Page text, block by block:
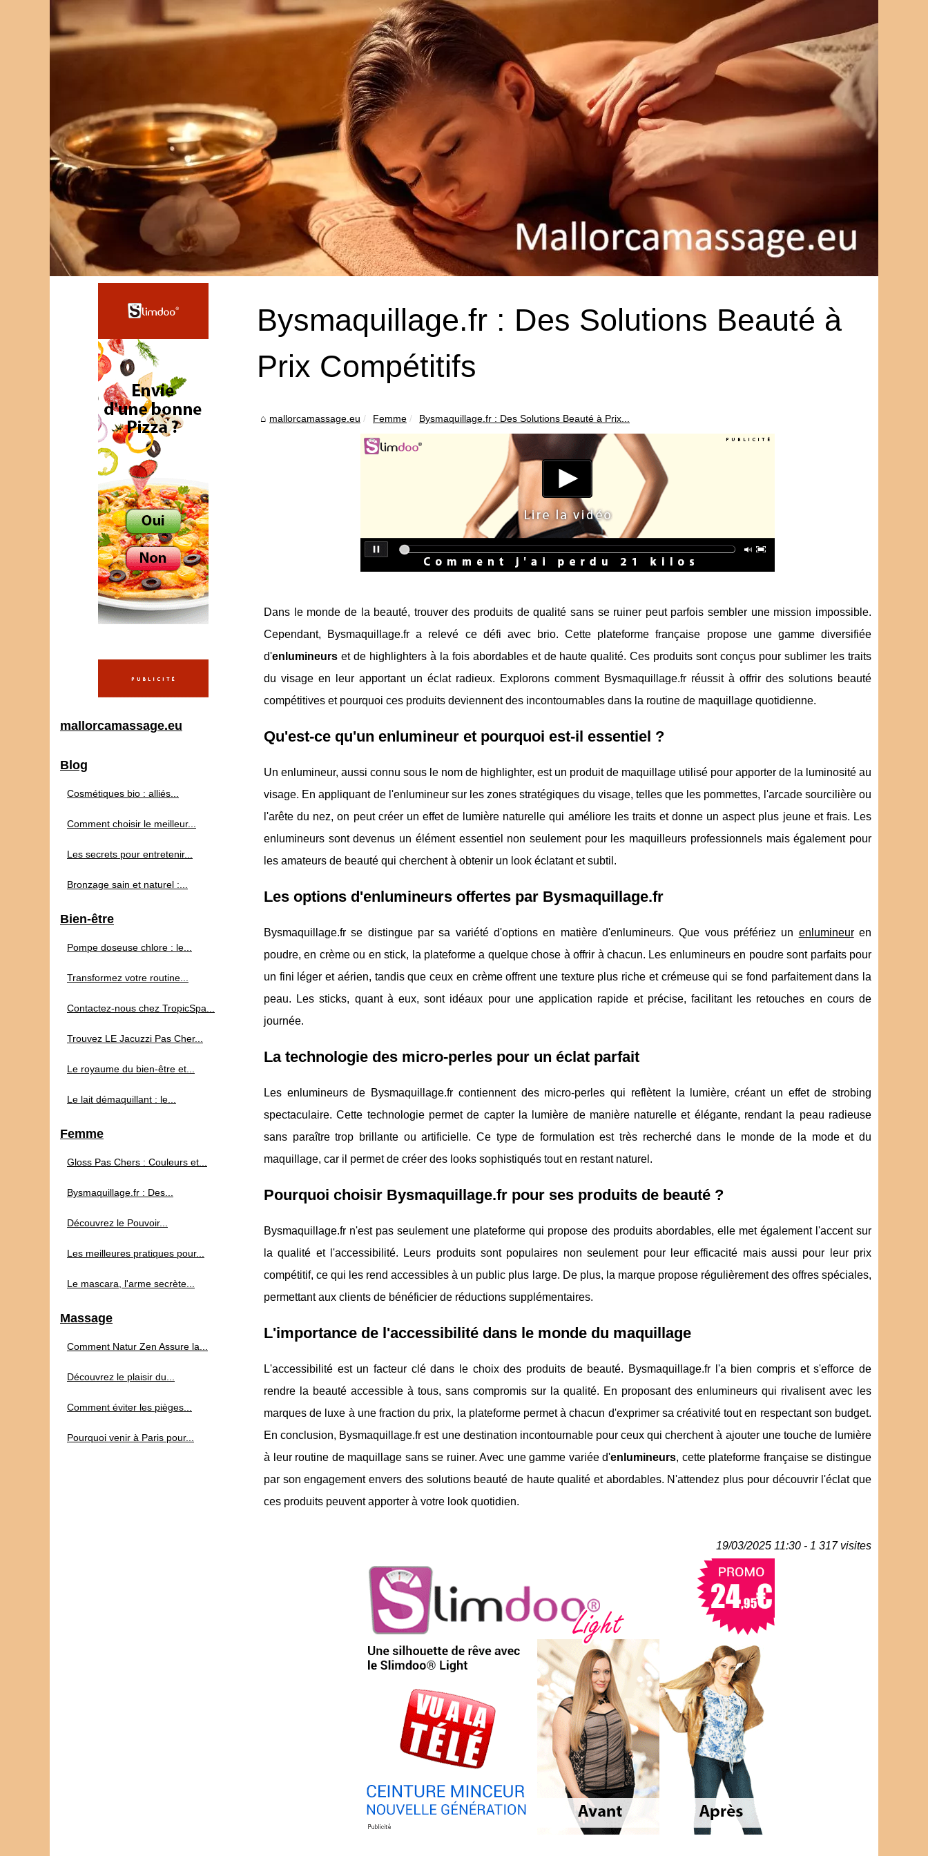
Bysmaquillage.fr : Des Solutions Beauté à
Prix Compétitifs
mallorcamassage.eu Femme Bysmaquillage.fr : Des Solutions Beauté à Prix...
Dans le monde de la beauté, trouver des produits de qualité sans se ruiner peut parfois sembler une mission impossible.
Cependant, Bysmaquillage.fr a relevé ce défi avec brio. Cette plateforme française propose une gamme diversifiée
d'enlumineurs et de highlighters à la fois abordables et de haute qualité. Ces produits sont conçus pour sublimer les traits
du visage en leur apportant un éclat radieux. Explorons comment Bysmaquillage.fr réussit à offrir des solutions beauté
compétitives et pourquoi ces produits deviennent des incontournables dans la routine de maquillage quotidienne.
Qu'est-ce qu'un enlumineur et pourquoi est-il essentiel ?
Un enlumineur, aussi connu sous le nom de highlighter, est un produit de maquillage utilisé pour apporter de la luminosité au
visage. En appliquant de l'enlumineur sur les zones stratégiques du visage, telles que les pommettes, l'arcade sourcilière ou
l'arête du nez, on peut créer un effet de lumière naturelle qui améliore les traits et donne un aspect plus jeune et frais. Les
enlumineurs sont devenus un élément essentiel non seulement pour les maquilleurs professionnels mais également pour
les amateurs de beauté qui cherchent à obtenir un look éclatant et subtil.
Les options d'enlumineurs offertes par Bysmaquillage.fr
Bysmaquillage.fr se distingue par sa variété d'options en matière d'enlumineurs. Que vous préfériez un enlumineuren
poudre, en crème ou en stick, la plateforme a quelque chose à offrir à chacun. Les enlumineurs en poudre sont parfaits pour
un fini léger et aérien, tandis que ceux en crème offrent une texture plus riche et crémeuse qui se fond parfaitement dans la
peau. Les sticks, quant à eux, sont idéaux pour une application rapide et précise, facilitant les retouches en cours de
journée.
La technologie des micro-perles pour un éclat parfait
Les enlumineurs de Bysmaquillage.fr contiennent des micro-perles qui reflètent la lumière, créant un effet de strobing
spectaculaire. Cette technologie permet de capter la lumière de manière naturelle et élégante, rendant la peau radieuse
sans paraître trop brillante ou artificielle. Ce type de formulation est très recherché dans le monde de la mode et du
maquillage, car il permet de créer des looks sophistiqués tout en restant naturel.
Pourquoi choisir Bysmaquillage.fr pour ses produits de beauté ?
Bysmaquillage.fr n'est pas seulement une plateforme qui propose des produits abordables, elle met également l'accent sur
la qualité et l'accessibilité. Leurs produits sont populaires non seulement pour leur efficacité mais aussi pour leur prix
compétitif, ce qui les rend accessibles à un public plus large. De plus, la marque propose régulièrement des offres spéciales,
permettant aux clients de bénéficier de réductions supplémentaires.
L'importance de l'accessibilité dans le monde du maquillage
L'accessibilité est un facteur clé dans le choix des produits de beauté. Bysmaquillage.fr l'a bien compris et s'efforce de
rendre la beauté accessible à tous, sans compromis sur la qualité. En proposant des enlumineurs qui rivalisent avec les
marques de luxe à une fraction du prix, la plateforme permet à chacun d'exprimer sa créativité tout en respectant son budget.
En conclusion, Bysmaquillage.fr est une destination incontournable pour ceux qui cherchent à ajouter une touche de lumière
à leur routine de maquillage sans se ruiner. Avec une gamme variée d'enlumineurs, cette plateforme française se distingue
par son engagement envers des solutions beauté de haute qualité et abordables. N'attendez plus pour découvrir l'éclat que
ces produits peuvent apporter à votre look quotidien.
19/03/2025 11:30 - 1 317 visites
mallorcamassage.eu
Blog
Cosmétiques bio : alliés...
Comment choisir le meilleur...
Les secrets pour entretenir...
Bronzage sain et naturel :...
Bien-être
Pompe doseuse chlore : le...
Transformez votre routine...
Contactez-nous chez TropicSpa...
Trouvez LE Jacuzzi Pas Cher...
Le royaume du bien-être et...
Le lait démaquillant : le...
Femme
Gloss Pas Chers : Couleurs et...
Bysmaquillage.fr : Des...
Découvrez le Pouvoir...
Les meilleures pratiques pour...
Le mascara, l'arme secrète...
Massage
Comment Natur Zen Assure la...
Découvrez le plaisir du...
Comment éviter les pièges...
Pourquoi venir à Paris pour...